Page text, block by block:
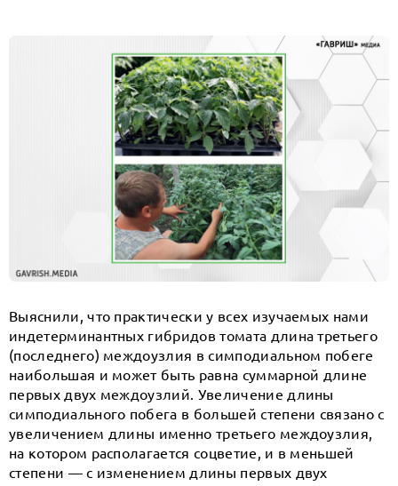
Выяснили, что практически у всех изучаемых нами
индетерминантных гибридов томата длина третьего
(последнего) междоузлия в симподиальном побеге
наибольшая и может быть равна суммарной длине
первых двух междоузлий. Увеличение длины
симподиального побега в большей степени связано с
увеличением длины именно третьего междоузлия,
на котором располагается соцветие, и в меньшей
степени — с изменением длины первых двух